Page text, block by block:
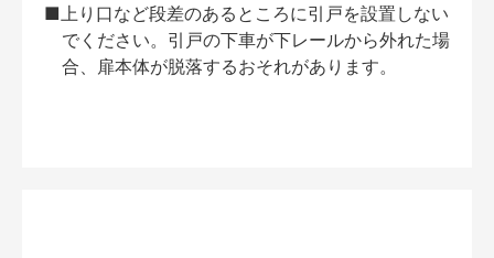
■上り口など段差のあるところに引戸を設置しない
でください。引戸の下車が下レールから外れた場
合、扉本体が脱落するおそれがあります。